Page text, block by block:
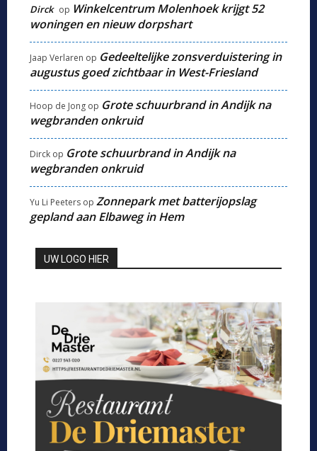
Dirck op Winkelcentrum Molenhoek krijgt 52
woningen en nieuw dorpshart
Jaap Verlaren op Gedeeltelijke zonsverduistering in
augustus goed zichtbaar in West-Friesland
Hoop de Jong op Grote schuurbrand in Andijk na
wegbranden onkruid
Dirck op Grote schuurbrand in Andijk na
wegbranden onkruid
Yu Li Peeters op Zonnepark met batterijopslag
gepland aan Elbaweg in Hem
UW LOGO HIER